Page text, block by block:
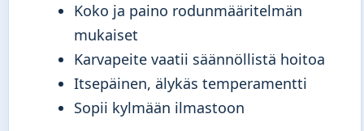
Koko ja paino rodunmääritelmän
mukaiset
Karvapeite vaatii säännöllistä hoitoa
Itsepäinen, älykäs temperamentti
Sopii kylmään ilmastoon